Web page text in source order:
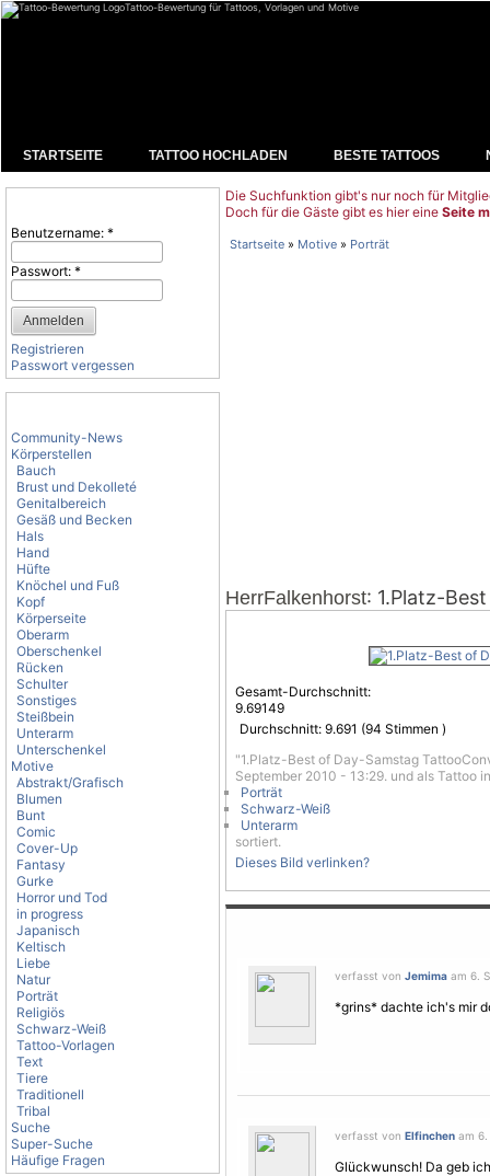
Tattoo-Bewertung für Tattoos, Vorlagen und Motive
STARTSEITE TATTOO HOCHLADEN BESTE TATTOOS
Benutzername: *
Passwort: *
Registrieren
Passwort vergessen
Community-News
Körperstellen
Bauch
Brust und Dekolleté
Genitalbereich
Gesäß und Becken
Hals
Hand
Hüfte
Knöchel und Fuß
Kopf
Körperseite
Oberarm
Oberschenkel
Rücken
Schulter
Sonstiges
Steißbein
Unterarm
Unterschenkel
Motive
Abstrakt/Grafisch
Blumen
Bunt
Comic
Cover-Up
Fantasy
Gurke
Horror und Tod
in progress
Japanisch
Keltisch
Liebe
Natur
Porträt
Religiös
Schwarz-Weiß
Tattoo-Vorlagen
Text
Tiere
Traditionell
Tribal
Suche
Super-Suche
Häufige Fragen
Die Suchfunktion gibt's nur noch für
Doch für die Gäste gibt es hier eine Seite
Startseite » Motive » Porträt
HerrFalkenhorst: 1.Platz-
Gesamt-Durchschnitt:
9.69149
Durchschnitt: 9.691 (94 Stimmen )
"1.Platz-Best of Day-Samstag
September 2010 - 13:29. und als Tattoo
Porträt
Schwarz-Weiß
Unterarm
sortiert.
Dieses Bild verlinken?
verfasst von Jemima am 6.
*grins* dachte ich's mir
verfasst von Elfinchen am 6.
Glückwunsch! Da geb